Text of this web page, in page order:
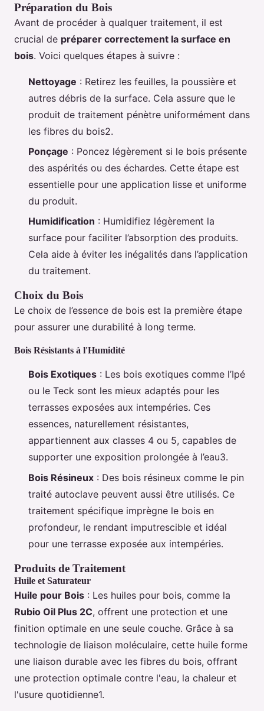
Préparation du Bois
Avant de procéder à qualquer traitement, il est
crucial de préparer correctement la surface en
bois. Voici quelques étapes à suivre :
Nettoyage : Retirez les feuilles, la poussière et
autres débris de la surface. Cela assure que le
produit de traitement pénètre uniformément dans
les fibres du bois2.
Ponçage : Poncez légèrement si le bois présente
des aspérités ou des échardes. Cette étape est
essentielle pour une application lisse et uniforme
du produit.
Humidification : Humidifiez légèrement la
surface pour faciliter l’absorption des produits.
Cela aide à éviter les inégalités dans l’application
du traitement.
Choix du Bois
Le choix de l’essence de bois est la première étape
pour assurer une durabilité à long terme.
Bois Résistants à l'Humidité
Bois Exotiques : Les bois exotiques comme l’Ipé
ou le Teck sont les mieux adaptés pour les
terrasses exposées aux intempéries. Ces
essences, naturellement résistantes,
appartiennent aux classes 4 ou 5, capables de
supporter une exposition prolongée à l’eau3.
Bois Résineux : Des bois résineux comme le pin
traité autoclave peuvent aussi être utilisés. Ce
traitement spécifique imprègne le bois en
profondeur, le rendant imputrescible et idéal
pour une terrasse exposée aux intempéries.
Produits de Traitement
Huile et Saturateur
Huile pour Bois : Les huiles pour bois, comme la
Rubio Oil Plus 2C, offrent une protection et une
finition optimale en une seule couche. Grâce à sa
technologie de liaison moléculaire, cette huile forme
une liaison durable avec les fibres du bois, offrant
une protection optimale contre l'eau, la chaleur et
l'usure quotidienne1.